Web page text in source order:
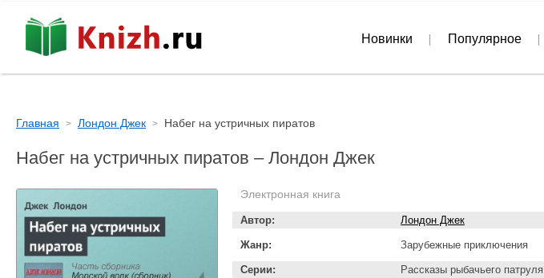
Главная Лондон Джек Набег на устричных пиратов
Набег на устричных пиратов – Лондон Джек
Электронная книга
Автор: Лондон Джек
Жанр: Зарубежные приключения
Серии: Рассказы рыбачьего патруля
Новинки Популярное